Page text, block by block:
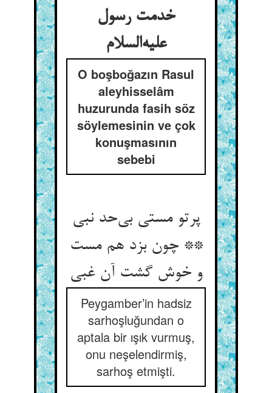
خدمت رسول
علیه‌السلام
O boşboğazın Rasul
aleyhisselâm
huzurunda fasih söz
söylemesinin ve çok
konuşmasının
sebebi
پرتو مستی بی‌حد نبی
** چون بزد هم مست
و خوش گشت آن غبی
Peygamber’in hadsiz
sarhoşluğundan o
aptala bir ışık vurmuş,
onu neşelendirmiş,
sarhoş etmişti.